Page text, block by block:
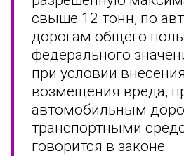
свыше 12 тонн, по
дорогам общего
федерального
при условии
возмещения вреда,
автомобильным
транспортными
говорится в законе